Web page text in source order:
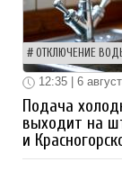
ОТКЛЮЧЕНИЕ
12:35 | 6
Подача
выходит на
и